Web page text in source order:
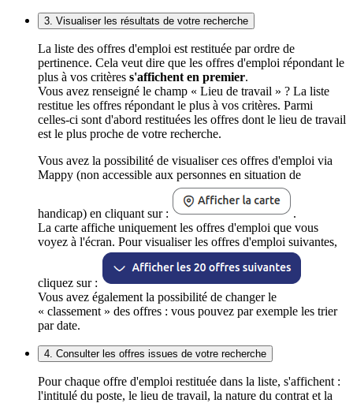
3. Visualiser les résultats de votre recherche
La liste des offres d'emploi est restituée par ordre de
pertinence. Cela veut dire que les offres d'emploi répondant le
plus à vos critères s'affichent en premier.
Vous avez renseigné le champ « Lieu de travail » ? La liste
restitue les offres répondant le plus à vos critères. Parmi
celles-ci sont d'abord restituées les offres dont le lieu de travail
est le plus proche de votre recherche.
Vous avez la possibilité de visualiser ces offres d'emploi via
Mappy (non accessible aux personnes en situation de
handicap) en cliquant sur :
.
La carte affiche uniquement les offres d'emploi que vous
voyez à l'écran. Pour visualiser les offres d'emploi suivantes,
cliquez sur :
Vous avez également la possibilité de changer le
« classement » des offres : vous pouvez par exemple les trier
par date.
4. Consulter les offres issues de votre recherche
Pour chaque offre d'emploi restituée dans la liste, s'affichent :
l'intitulé du poste, le lieu de travail, la nature du contrat et la